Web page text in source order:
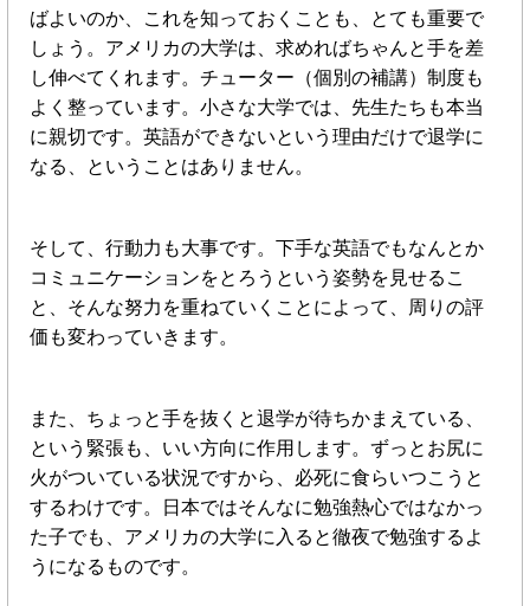
ばよいのか、これを知っておくことも、とても重要で
しょう。アメリカの大学は、求めればちゃんと手を差
し伸べてくれます。チューター（個別の補講）制度も
よく整っています。小さな大学では、先生たちも本当
に親切です。英語ができないという理由だけで退学に
なる、ということはありません。
そして、行動力も大事です。下手な英語でもなんとか
コミュニケーションをとろうという姿勢を見せるこ
と、そんな努力を重ねていくことによって、周りの評
価も変わっていきます。
また、ちょっと手を抜くと退学が待ちかまえている、
という緊張も、いい方向に作用します。ずっとお尻に
火がついている状況ですから、必死に食らいつこうと
するわけです。日本ではそんなに勉強熱心ではなかっ
た子でも、アメリカの大学に入ると徹夜で勉強するよ
うになるものです。